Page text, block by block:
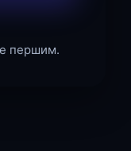
першим.